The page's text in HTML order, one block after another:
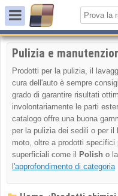
Pulizia e
Prodotti per la pulizia, il
cura dell'auto è sempre
grado di garantire risultati
involontariamente le parti
catalogo offre una buona
per la pulizia dei sedili o per
moto, oltre a prodotti specifici
superficiali come il
Polish o la
l'approfondimento di categoria